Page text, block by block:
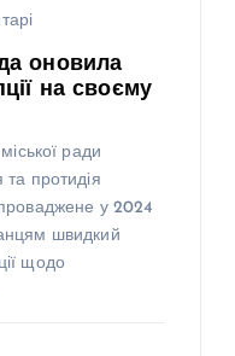
оновила
на своєму
ради
та протидія
у 2024
швидкий
щодо